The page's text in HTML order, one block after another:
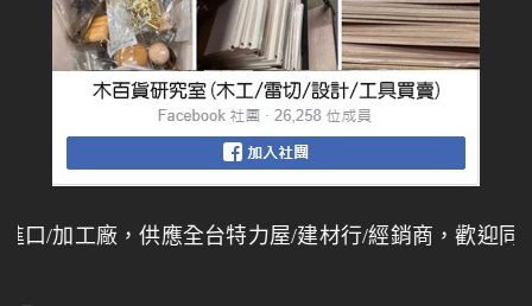
工廠，供應全台特力屋/建材行/經銷商，歡迎同業批